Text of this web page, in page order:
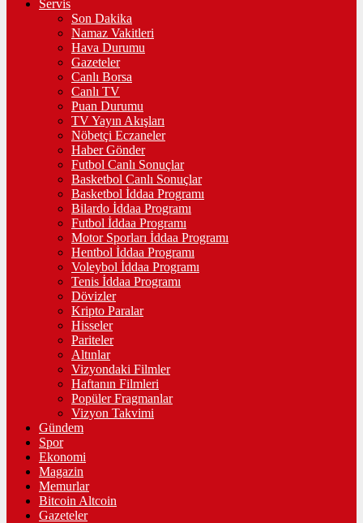
Servis
Son Dakika
Namaz Vakitleri
Hava Durumu
Gazeteler
Canlı Borsa
Canlı TV
Puan Durumu
TV Yayın Akışları
Nöbetçi Eczaneler
Haber Gönder
Futbol Canlı Sonuçlar
Basketbol Canlı Sonuçlar
Basketbol İddaa Programı
Bilardo İddaa Programı
Futbol İddaa Programı
Motor Sporları İddaa Programı
Hentbol İddaa Programı
Voleybol İddaa Programı
Tenis İddaa Programı
Dövizler
Kripto Paralar
Hisseler
Pariteler
Altınlar
Vizyondaki Filmler
Haftanın Filmleri
Popüler Fragmanlar
Vizyon Takvimi
Gündem
Spor
Ekonomi
Magazin
Memurlar
Bitcoin Altcoin
Gazeteler